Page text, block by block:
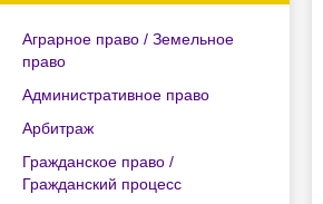
Аграрное право / Земельное
право
Административное право
Арбитраж
Гражданское право /
Гражданский процесс